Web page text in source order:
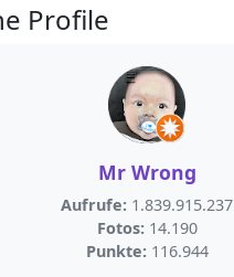
Profile
Mr Wrong
Aufrufe: 1.839.915.237
Fotos: 14.190
Punkte: 116.944